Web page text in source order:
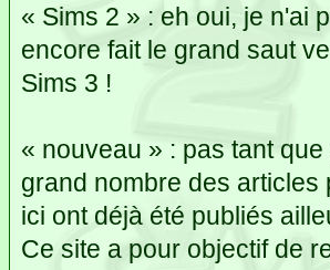
« Sims 2 » : eh oui, je n'ai
encore fait le grand saut
Sims 3 !
« nouveau » : pas tant que
grand nombre des articles
ici ont déjà été publiés
Ce site a pour objectif de